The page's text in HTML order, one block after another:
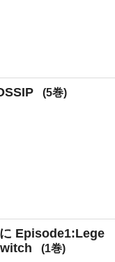
5
Episode1:Lege
1